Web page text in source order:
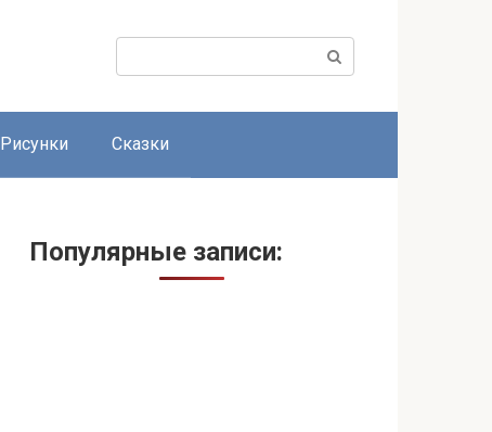
Поиск:
Рисунки Сказки
Популярные записи: